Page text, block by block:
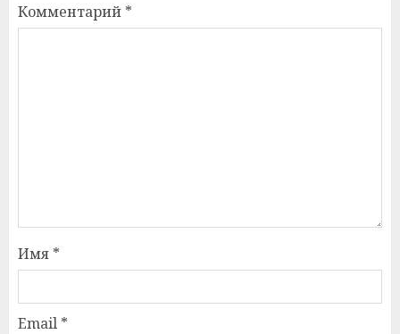
Комментарий *
Имя *
Email *